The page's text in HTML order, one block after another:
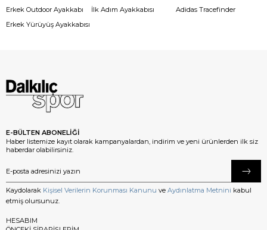
Erkek Outdoor Ayakkabı
Erkek Yürüyüş Ayakkabısı
İlk Adım Ayakkabısı
Adidas Tracefinder
E-BÜLTEN ABONELİĞİ
Haber listemize kayıt olarak kampanyalardan, indirim ve yeni ürünlerden ilk siz
haberdar olabilirsiniz.
Kaydolarak Kişisel Verilerin Korunması Kanunu ve Aydınlatma Metnini kabul
etmiş olursunuz.
HESABIM